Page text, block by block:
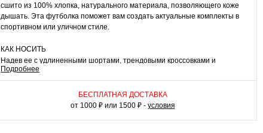
сшито из 100% хлопка, натурального материала, позволяющего коже
дышать. Эта футболка поможет вам создать актуальные комплекты в
спортивном или уличном стиле.
КАК НОСИТЬ
Надев ее с удлиненными шортами, трендовыми кроссовками и
бейсболкой, вы получите стильный образ для вечеринки или встречи с
друзьями. Дополнив футболку трикотажными брюками и спортивной
обувью, вы сможете отправиться на пробежку или в поездку за город
для активного отдыха. Эта футболка легко адаптируется в вашем
Подробнее
БЕСПЛАТНАЯ ДОСТАВКА
от 1000 ₽ или 1500 ₽ - условия